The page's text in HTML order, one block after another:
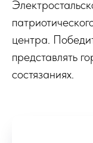
центра.
представлять
состязаниях.